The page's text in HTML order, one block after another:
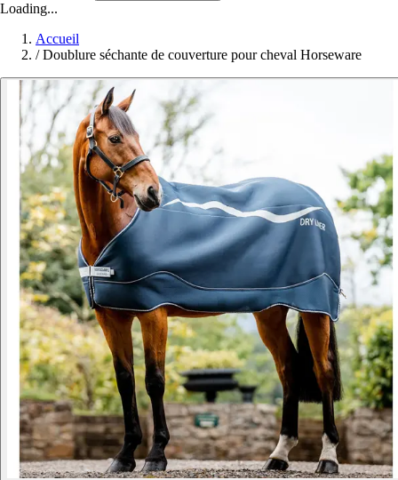
Loading...
Accueil
/ Doublure séchante de couverture pour cheval Horseware